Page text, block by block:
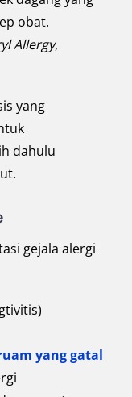
obat.
Allergy,
yang
dahulu
gejala alergi
yang gatal